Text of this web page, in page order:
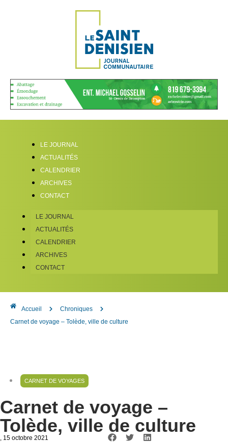
LE JOURNAL
ACTUALITÉS
CALENDRIER
ARCHIVES
CONTACT
LE JOURNAL
ACTUALITÉS
CALENDRIER
ARCHIVES
CONTACT
Accueil
Chroniques
Carnet de voyage – Tolède, ville de culture
CARNET DE VOYAGES
Carnet de voyage –
Tolède, ville de culture
, 15 octobre 2021